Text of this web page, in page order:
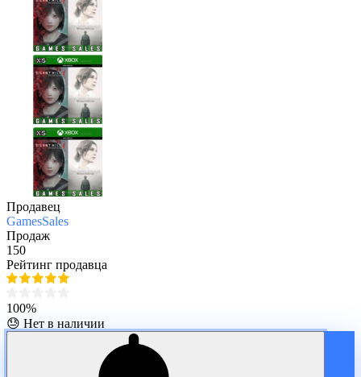
Продавец
GamesSales
Продаж
150
Рейтинг продавца
100%
😓 Нет в наличии